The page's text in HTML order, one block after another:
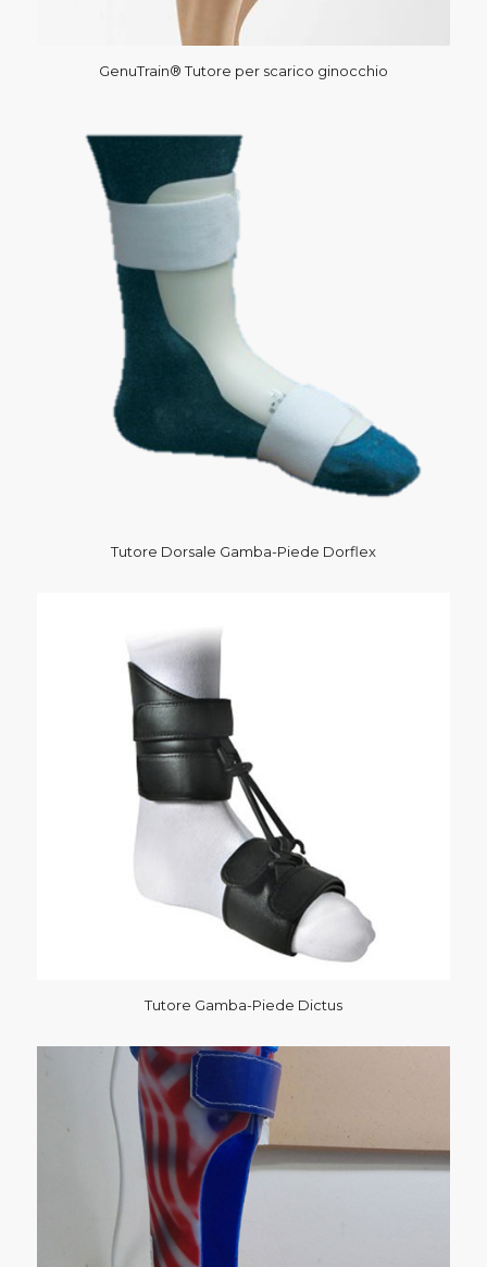
GenuTrain® Tutore per scarico ginocchio
Tutore Dorsale Gamba-Piede Dorflex
Tutore Gamba-Piede Dictus